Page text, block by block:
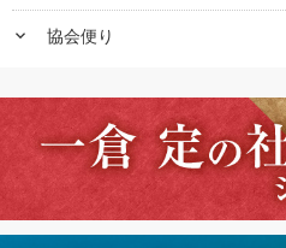
keyboard_arrow_down 協会便り